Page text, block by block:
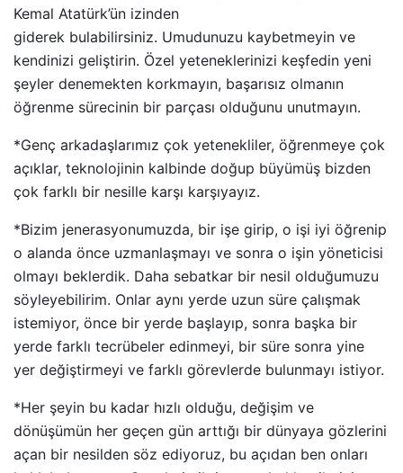
Kemal Atatürk’ün izinden
giderek bulabilirsiniz. Umudunuzu kaybetmeyin ve
kendinizi geliştirin. Özel yeteneklerinizi keşfedin yeni
şeyler denemekten korkmayın, başarısız olmanın
öğrenme sürecinin bir parçası olduğunu unutmayın.
*Genç arkadaşlarımız çok yetenekliler, öğrenmeye çok
açıklar, teknolojinin kalbinde doğup büyümüş bizden
çok farklı bir nesille karşı karşıyayız.
*Bizim jenerasyonumuzda, bir işe girip, o işi iyi öğrenip
o alanda önce uzmanlaşmayı ve sonra o işin yöneticisi
olmayı beklerdik. Daha sebatkar bir nesil olduğumuzu
söyleyebilirim. Onlar aynı yerde uzun süre çalışmak
istemiyor, önce bir yerde başlayıp, sonra başka bir
yerde farklı tecrübeler edinmeyi, bir süre sonra yine
yer değiştirmeyi ve farklı görevlerde bulunmayı istiyor.
*Her şeyin bu kadar hızlı olduğu, değişim ve
dönüşümün her geçen gün arttığı bir dünyaya gözlerini
açan bir nesilden söz ediyoruz, bu açıdan ben onları